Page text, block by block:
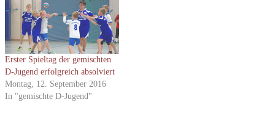
Erster Spieltag der gemischten
D-Jugend erfolgreich absolviert
Montag, 12. September 2016
In "gemischte D-Jugend"